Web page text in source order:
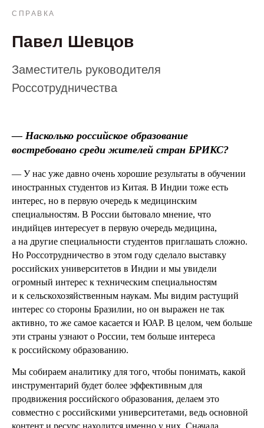
СПРАВКА
Павел Шевцов
Заместитель руководителя
Россотрудничества
— Насколько российское образование
востребовано среди жителей стран БРИКС?
— У нас уже давно очень хорошие результаты в обучении
иностранных студентов из Китая. В Индии тоже есть
интерес, но в первую очередь к медицинским
специальностям. В России бытовало мнение, что
индийцев интересует в первую очередь медицина,
а на другие специальности студентов приглашать сложно.
Но Россотрудничество в этом году сделало выставку
российских университетов в Индии и мы увидели
огромный интерес к техническим специальностям
и к сельскохозяйственным наукам. Мы видим растущий
интерес со стороны Бразилии, но он выражен не так
активно, то же самое касается и ЮАР. В целом, чем больше
эти страны узнают о России, тем больше интереса
к российскому образованию.
Мы собираем аналитику для того, чтобы понимать, какой
инструментарий будет более эффективным для
продвижения российского образования, делаем это
совместно с российскими университетами, ведь основной
контент и ресурс находится именно у них. Сначала